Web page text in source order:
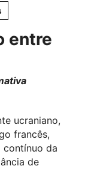
entre
ucraniano,
francês,
contínuo da
de